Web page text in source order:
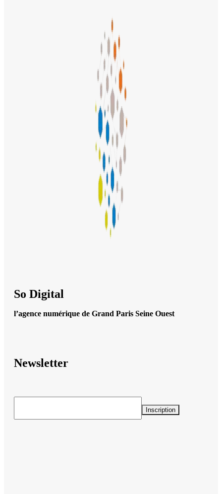
So Digital
l’agence numérique de Grand Paris Seine Ouest
Newsletter